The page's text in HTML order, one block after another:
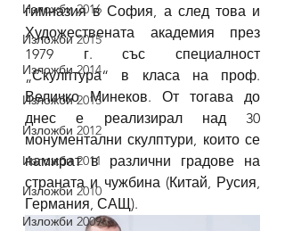
Изложби 2016
Изложби 2015
Изложби 2014
Изложби 2013
Изложби 2012
Изложби 2011
Изложби 2010
Изложби 2009
гимназия в София, а след това и
Художествената академия през
1979 г. със специалност
„Скулптура“ в класа на проф.
Величко Минеков. От тогава до
днес е реализирал над 30
монументални скулптури, които се
намират в различни градове на
страната и чужбина (Китай, Русия,
Германия, САЩ).